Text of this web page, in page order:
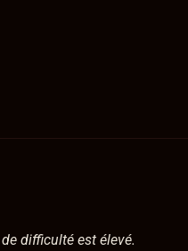
difficulté est élevé.